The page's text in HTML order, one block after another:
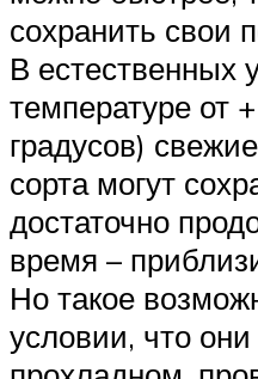
сохранить свои
В естественных
температуре от
градусов)
сорта могут
достаточно
время –
Но такое
условии, что